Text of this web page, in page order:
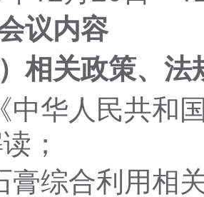
议内容
）相关政策、
中华人民共和
；
膏综合利用相